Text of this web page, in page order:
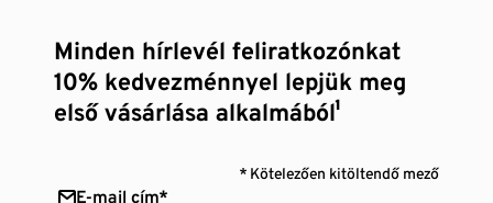
Minden hírlevél feliratkozónkat
10% kedvezménnyel lepjük meg
első vásárlása alkalmából¹
* Kötelezően kitöltendő mező
E-mail cím*